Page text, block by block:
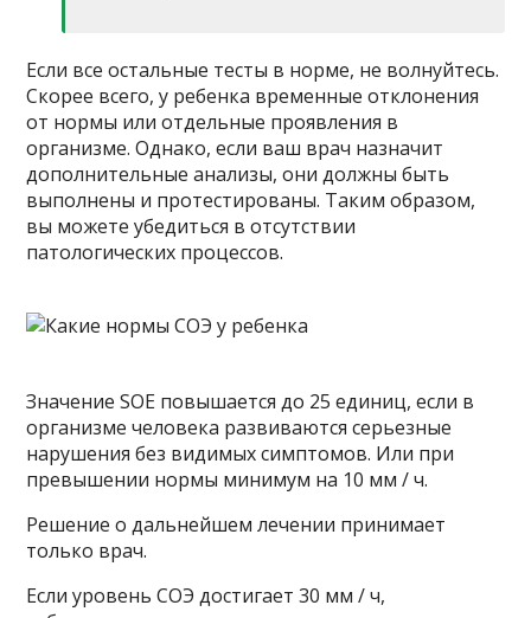
Если все остальные тесты в норме, не волнуйтесь.
Скорее всего, у ребенка временные отклонения
от нормы или отдельные проявления в
организме. Однако, если ваш врач назначит
дополнительные анализы, они должны быть
выполнены и протестированы. Таким образом,
вы можете убедиться в отсутствии
патологических процессов.
Значение SOE повышается до 25 единиц, если в
организме человека развиваются серьезные
нарушения без видимых симптомов. Или при
превышении нормы минимум на 10 мм / ч.
Решение о дальнейшем лечении принимает
только врач.
Если уровень СОЭ достигает 30 мм / ч,